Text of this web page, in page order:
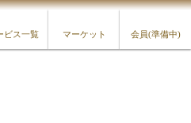
ビス一覧 マーケット 会員(準備中)